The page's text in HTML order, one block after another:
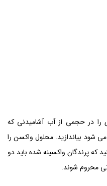
پرنده، یک قرص 2000 دوزی را در حجمی از آب آشامیدنی که
بیاندازید. محلول واکسن را
که پرندگان واکسینه شده باید دو
محروم شوند.